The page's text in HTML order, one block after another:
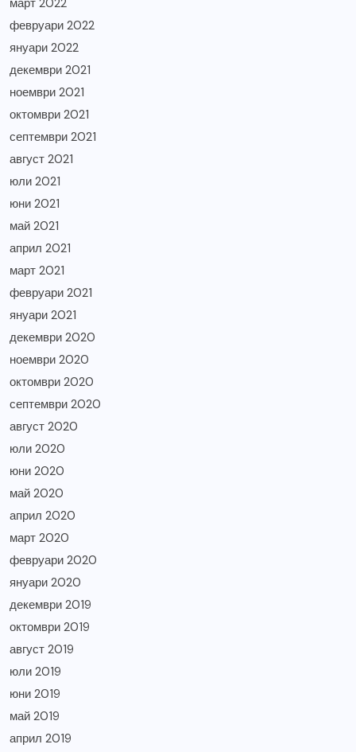
март 2022
февруари 2022
януари 2022
декември 2021
ноември 2021
октомври 2021
септември 2021
август 2021
юли 2021
юни 2021
май 2021
април 2021
март 2021
февруари 2021
януари 2021
декември 2020
ноември 2020
октомври 2020
септември 2020
август 2020
юли 2020
юни 2020
май 2020
април 2020
март 2020
февруари 2020
януари 2020
декември 2019
октомври 2019
август 2019
юли 2019
юни 2019
май 2019
април 2019